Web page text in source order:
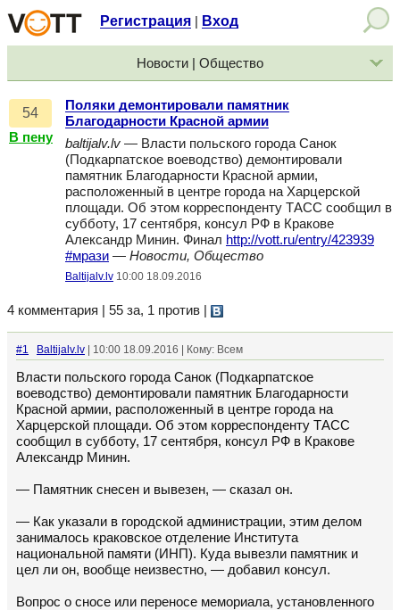
Регистрация Вход
Новости | Общество
54
В пену
Поляки демонтировали памятник
Благодарности Красной армии
baltijalv.lv — Власти польского города Санок
(Подкарпатское воеводство) демонтировали
памятник Благодарности Красной армии,
расположенный в центре города на Харцерской
площади. Об этом корреспонденту ТАСС сообщил в
субботу, 17 сентября, консул РФ в Кракове
Александр Минин. Финал http://vott.ru/entry/423939
#мрази — Новости, Общество
Baltijalv.lv 10:00 18.09.2016
4 комментария | 55 за, 1 против
#1 Baltijalv.lv | 10:00 18.09.2016 | Кому: Всем
Власти польского города Санок (Подкарпатское
воеводство) демонтировали памятник Благодарности
Красной армии, расположенный в центре города на
Харцерской площади. Об этом корреспонденту ТАСС
сообщил в субботу, 17 сентября, консул РФ в Кракове
Александр Минин.
— Памятник снесен и вывезен, — сказал он.
— Как указали в городской администрации, этим делом
занималось краковское отделение Института
национальной памяти (ИНП). Куда вывезли памятник и
цел ли он, вообще неизвестно, — добавил консул.
Вопрос о сносе или переносе мемориала, установленного